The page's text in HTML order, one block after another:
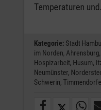
Temperaturen
Kategorie: Stadt
im Norden, Ahrensburg,
Hospizarbeit, Husum,
Neumünster,
Schwerin,